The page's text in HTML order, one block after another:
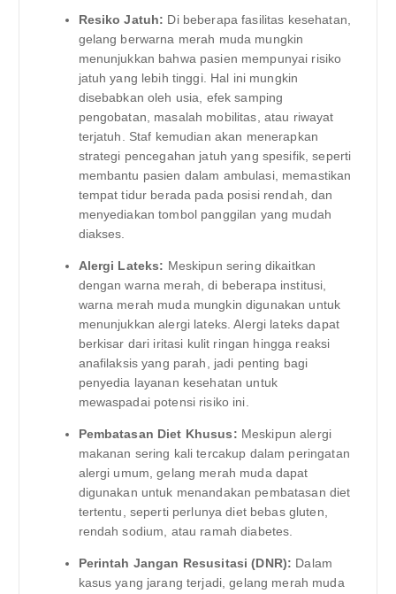
Resiko Jatuh: Di beberapa fasilitas kesehatan,
gelang berwarna merah muda mungkin
menunjukkan bahwa pasien mempunyai risiko
jatuh yang lebih tinggi. Hal ini mungkin
disebabkan oleh usia, efek samping
pengobatan, masalah mobilitas, atau riwayat
terjatuh. Staf kemudian akan menerapkan
strategi pencegahan jatuh yang spesifik, seperti
membantu pasien dalam ambulasi, memastikan
tempat tidur berada pada posisi rendah, dan
menyediakan tombol panggilan yang mudah
diakses.
Alergi Lateks: Meskipun sering dikaitkan
dengan warna merah, di beberapa institusi,
warna merah muda mungkin digunakan untuk
menunjukkan alergi lateks. Alergi lateks dapat
berkisar dari iritasi kulit ringan hingga reaksi
anafilaksis yang parah, jadi penting bagi
penyedia layanan kesehatan untuk
mewaspadai potensi risiko ini.
Pembatasan Diet Khusus: Meskipun alergi
makanan sering kali tercakup dalam peringatan
alergi umum, gelang merah muda dapat
digunakan untuk menandakan pembatasan diet
tertentu, seperti perlunya diet bebas gluten,
rendah sodium, atau ramah diabetes.
Perintah Jangan Resusitasi (DNR): Dalam
kasus yang jarang terjadi, gelang merah muda